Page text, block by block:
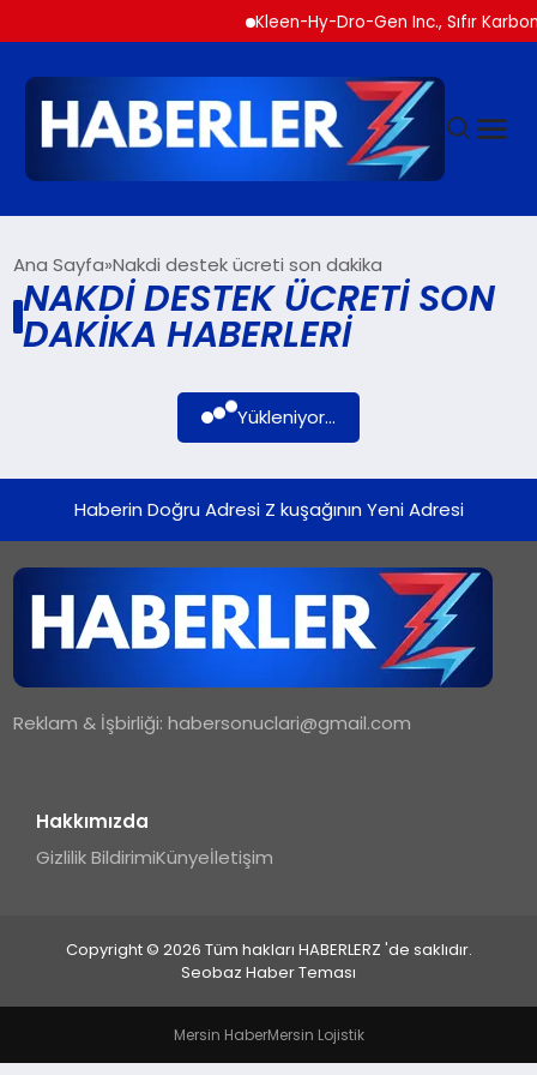
Kleen-Hy-Dro-Gen Inc., Sıfır
SIYASET
SPOR
TEKNOLOJI
Ana Sayfa Nakdi destek ücreti son dakika
NAKDI DESTEK ÜCRETI SON
DAKIKA HABERLERI
Yükleniyor...
Haberin Doğru Adresi Z kuşağının Yeni Adresi
Reklam & İşbirliği:habersonuclari@gmail.com
Hakkımızda
Gizlilik BildirimiKünyeİletişim
Copyright © 2026 Tüm hakları HABERLERZ 'de saklıdır.
Seobaz Haber Teması
Mersin HaberMersin Lojistik